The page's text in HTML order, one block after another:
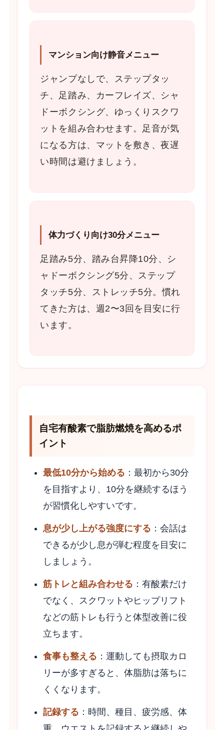
マンション向け静音メニュー
ジャンプなしで、ステップタッ
チ、足踏み、カーフレイズ、シャ
ドーボクシング、ゆっくりスクワ
ットを組み合わせます。足音が気
になる方は、マットを敷き、夜遅
い時間は避けましょう。
体力づくり向け30分メニュー
足踏み5分、踏み台昇降10分、シ
ャドーボクシング5分、ステップ
タッチ5分、ストレッチ5分。慣れ
てきた方は、週2〜3回を目安に行
います。
自宅有酸素で脂肪燃焼を高めるポ
イント
最低10分から始める ：最初から30分
を目指すより、10分を継続するほう
が習慣化しやすいです。
息が少し上がる強度にする ：会話は
できるが少し息が弾む程度を目安に
しましょう。
筋トレと組み合わせる ：有酸素だけ
でなく、スクワットやヒップリフト
などの筋トレも行うと体型改善に役
立ちます。
食事も整える ：運動しても摂取カロ
リーが多すぎると、体脂肪は落ちに
くくなります。
記録する ：時間、種目、疲労感、体